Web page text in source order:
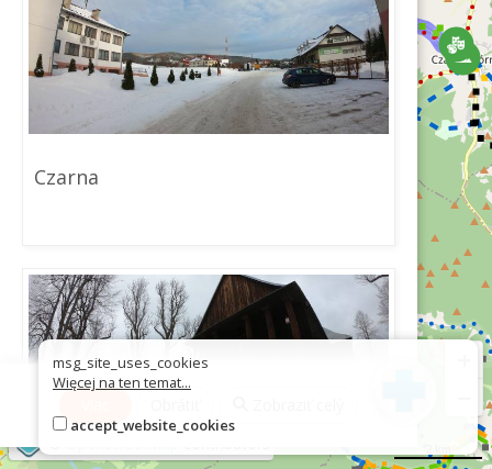
Czarna
msg_site_uses_cookies
Więcej na ten temat...
accept_website_cookies